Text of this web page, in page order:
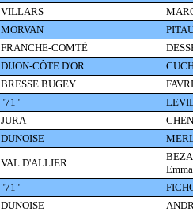
VILLARS
MORVAN
FRANCHE-COMTÉ
DIJON-CÔTE D'OR
BRESSE BUGEY
"71"
JURA
DUNOISE
VAL D'ALLIER
"71"
DUNOISE